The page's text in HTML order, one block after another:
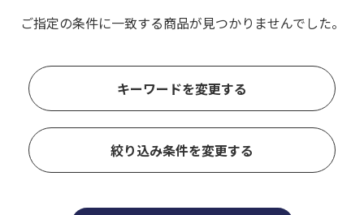
ご指定の条件に一致する商品が見つかりませんでした。
キーワードを変更する
絞り込み条件を変更する